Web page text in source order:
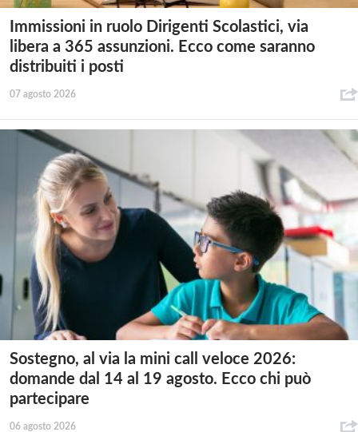
Immissioni in ruolo Dirigenti Scolastici, via
libera a 365 assunzioni. Ecco come saranno
distribuiti i posti
07 agosto 2026
Sostegno, al via la mini call veloce 2026:
domande dal 14 al 19 agosto. Ecco chi può
partecipare
06 agosto 2026